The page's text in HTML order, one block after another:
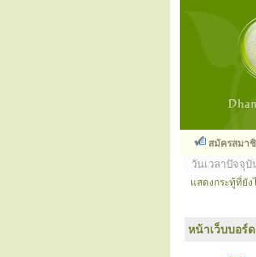
สมัครสมา
วันเวลาปัจจุบั
แสดงกระทู้ที่ยั
หน้าเว็บบอร์ด